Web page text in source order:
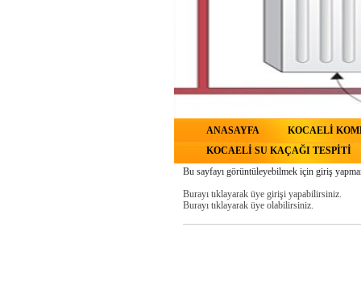
ANASAYFA
KOCAELİ
KOCAELİ SU KAÇAĞI TESPİTİ
Bu sayfayı görüntüleyebilmek için giriş
Burayı tıklayarak üye girişi yapabilirsiniz.
Burayı tıklayarak üye olabilirsiniz.